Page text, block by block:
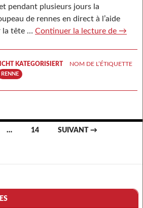
pendant plusieurs jours la
de rennes en direct à l’aide
la tête … Continuer la lecture de Des
télé
→
KATEGORISIERT NOM DE L’ÉTIQUETTE
RENNE
… 14 SUIVANT →